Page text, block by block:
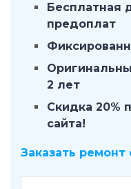
Бесплатная
предоплат
2 лет
Скидка 20%
сайта!
Заказать ремонт